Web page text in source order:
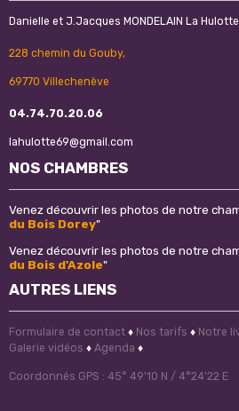
Danielle et J.Jacques MONDELAIN La Hulotte
228 chemin du Gouby,
69770 Villechenève
04.74.70.20.06
lahulotte69@gmail.com
NOS CHAMBRES
Venez découvrir les photos de notre
du Bois Dorey"
Venez découvrir les photos de notre
du Bois d'Azole"
AUTRES LIENS
Formulaire de contact ♦ Nos tarifs ♦ Notre
Galerie vidéos ♦ Agenda ♦
Coordonnés GPS : 45° 49'10 N / 4°24'22 E